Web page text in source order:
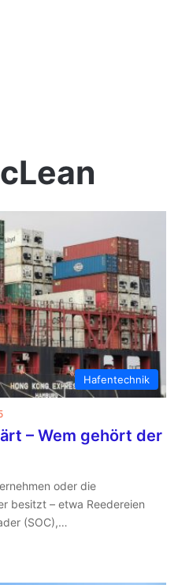
Hafentechnik
– Wem gehört der
oder die
besitzt – etwa Reedereien
(SOC),…